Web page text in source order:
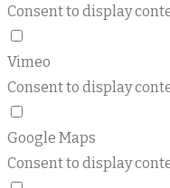
Consent to display
Vimeo
Consent to display
Google Maps
Consent to display